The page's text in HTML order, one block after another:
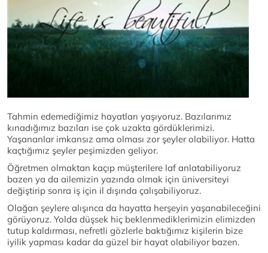
Tahmin edemediğimiz hayatları yaşıyoruz. Bazılarımız
kınadığımız bazıları ise çok uzakta gördüklerimizi.
Yaşananlar imkansız ama olması zor şeyler olabiliyor. Hatta
kaçtığımız şeyler peşimizden geliyor.
Öğretmen olmaktan kaçıp müşterilere laf anlatabiliyoruz
bazen ya da ailemizin yazında olmak için üniversiteyi
değiştirip sonra iş için il dışında çalışabiliyoruz.
Olağan şeylere alışınca da hayatta herşeyin yaşanabileceğini
görüyoruz. Yolda düşsek hiç beklenmediklerimizin elimizden
tutup kaldırması, nefretli gözlerle baktığımız kişilerin bize
iyilik yapması kadar da güzel bir hayat olabiliyor bazen.